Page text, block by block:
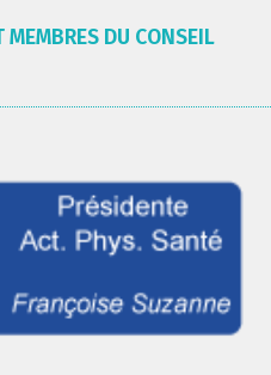
MEMBRES DU CONSEIL